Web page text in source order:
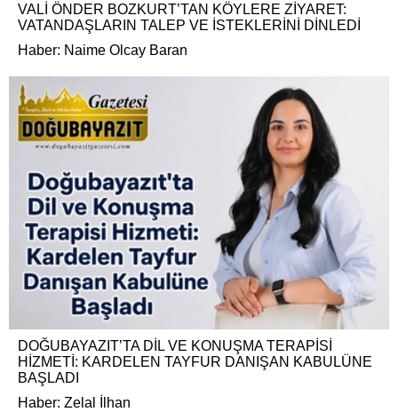
VALİ ÖNDER BOZKURT’TAN KÖYLERE ZİYARET:
VATANDAŞLARIN TALEP VE İSTEKLERİNİ DİNLEDİ
Haber: Naime Olcay Baran
DOĞUBAYAZIT’TA DİL VE KONUŞMA TERAPİSİ
HİZMETİ: KARDELEN TAYFUR DANIŞAN KABULÜNE
BAŞLADI
Haber: Zelal İlhan